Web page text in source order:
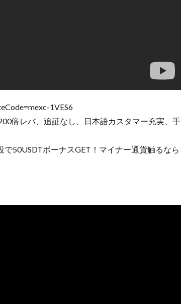
1VES6
倍レバ、追証なし、日本語カスタマー充実、手
50USDTボーナスGET！マイナー通貨触るなら